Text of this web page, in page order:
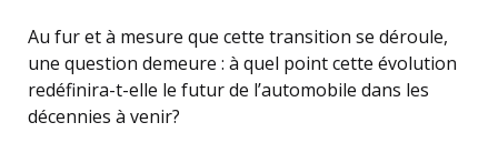
Au fur et à mesure que cette transition se déroule,
une question demeure : à quel point cette évolution
redéfinira-t-elle le futur de l’automobile dans les
décennies à venir?